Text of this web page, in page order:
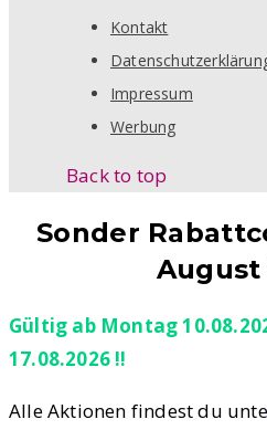
Kontakt
Impressum
Werbung
Back to top
Sonder
August
Gültig ab Montag
17.08.2026 !!
Alle Aktionen findest du